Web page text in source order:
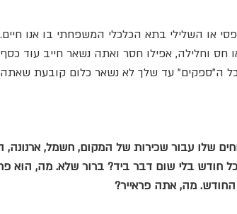
או השלילי בתא הכלכלי המשפחתי בו אנו
חס וחלילה, אפילו חסר ואתה נשאר חייב עוד
ה"ספקים" עד שלך לא נשאר כלום קובעת שאתה
שלו עבור שכירות של המקום, חשמל,
חודש בלי שום דבר ביד? ברור שלא. מה, הוא
מה, אתה פראייר?